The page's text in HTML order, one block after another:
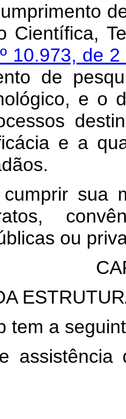
Científica,
10.973, de
de
e o
e a
sua
ou
tem a
assistência